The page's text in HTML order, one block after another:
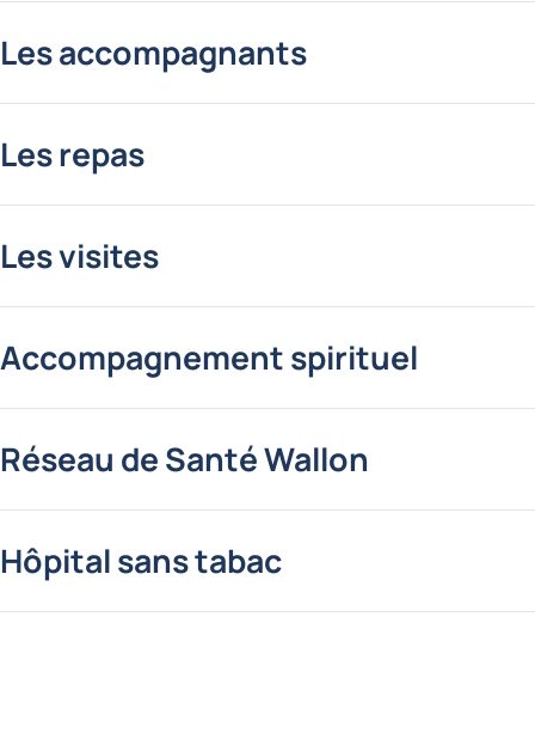
Les accompagnants
Les repas
Les visites
Accompagnement spirituel
Réseau de Santé Wallon
Hôpital sans tabac